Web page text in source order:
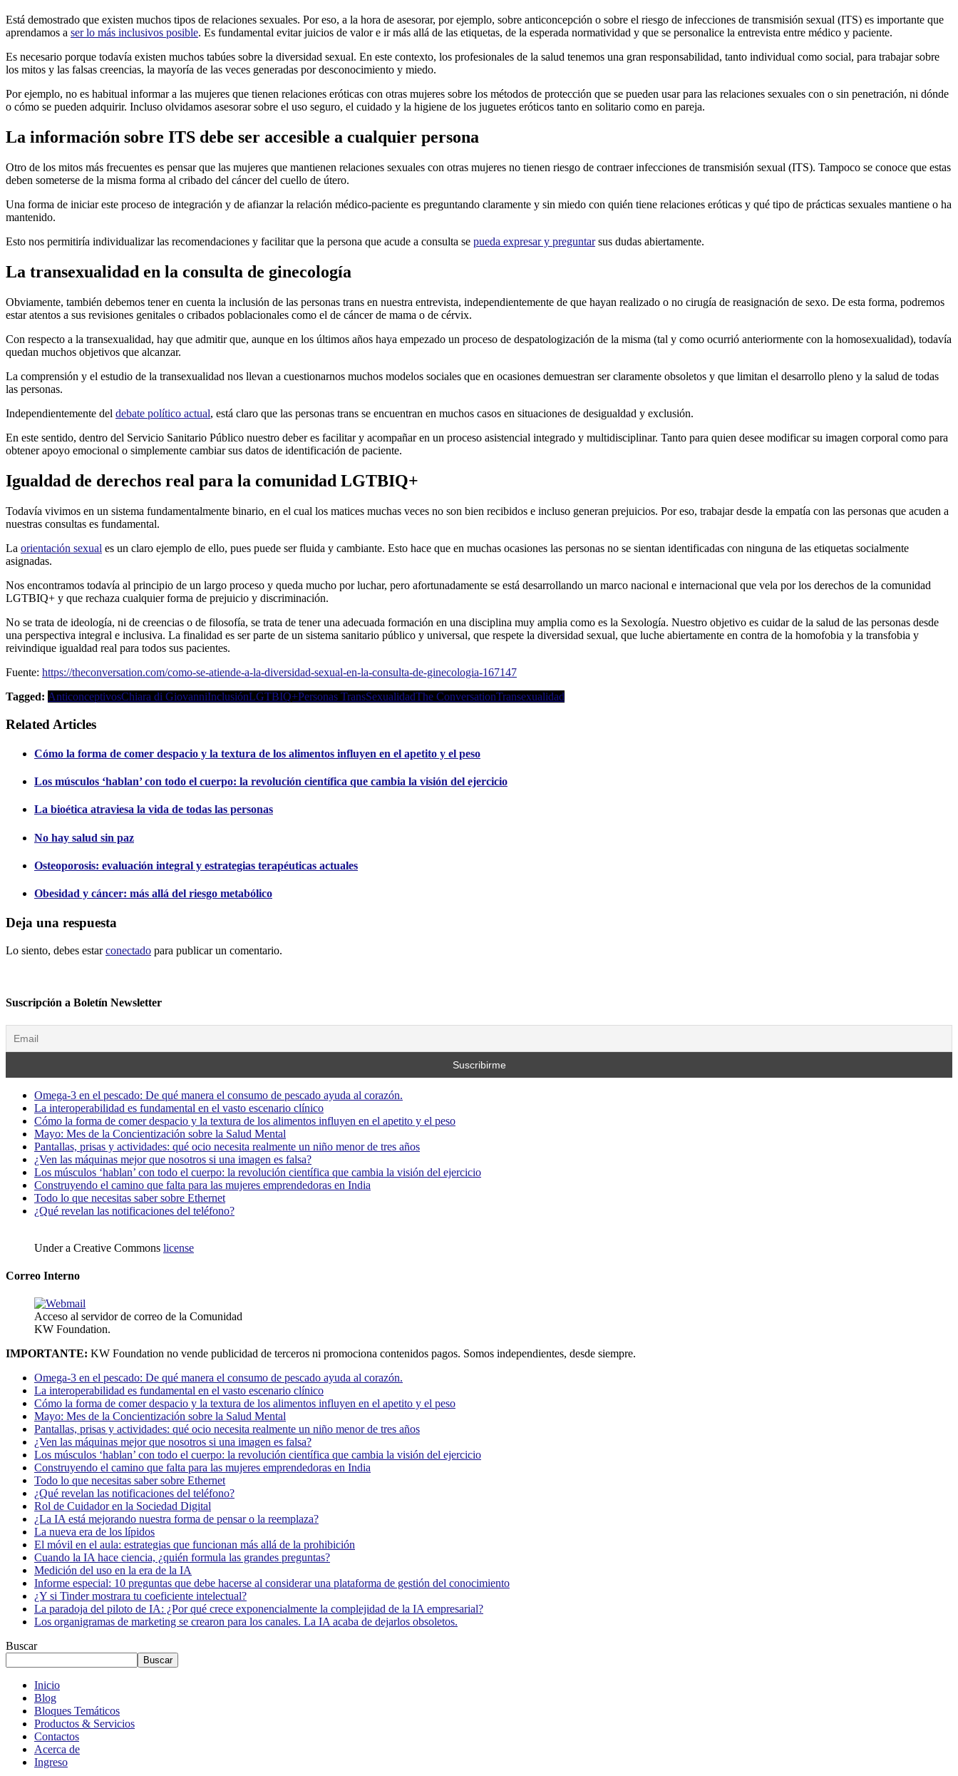
Está demostrado que existen muchos tipos de relaciones sexuales. Por eso, a la hora de asesorar, por ejemplo, sobre anticoncepción o sobre el riesgo de infecciones de transmisión sexual (ITS) es importante que
aprendamos a ser lo más inclusivos posible. Es fundamental evitar juicios de valor e ir más allá de las etiquetas, de la esperada normatividad y que se personalice la entrevista entre médico y paciente.
Es necesario porque todavía existen muchos tabúes sobre la diversidad sexual. En este contexto, los profesionales de la salud tenemos una gran responsabilidad, tanto individual como social, para trabajar sobre
los mitos y las falsas creencias, la mayoría de las veces generadas por desconocimiento y miedo.
Por ejemplo, no es habitual informar a las mujeres que tienen relaciones eróticas con otras mujeres sobre los métodos de protección que se pueden usar para las relaciones sexuales con o sin penetración, ni dónde
o cómo se pueden adquirir. Incluso olvidamos asesorar sobre el uso seguro, el cuidado y la higiene de los juguetes eróticos tanto en solitario como en pareja.
La información sobre ITS debe ser accesible a cualquier persona
Otro de los mitos más frecuentes es pensar que las mujeres que mantienen relaciones sexuales con otras mujeres no tienen riesgo de contraer infecciones de transmisión sexual (ITS). Tampoco se conoce que estas
deben someterse de la misma forma al cribado del cáncer del cuello de útero.
Una forma de iniciar este proceso de integración y de afianzar la relación médico-paciente es preguntando claramente y sin miedo con quién tiene relaciones eróticas y qué tipo de prácticas sexuales mantiene o ha
mantenido.
Esto nos permitiría individualizar las recomendaciones y facilitar que la persona que acude a consulta se pueda expresar y preguntarsus dudas abiertamente.
La transexualidad en la consulta de ginecología
Obviamente, también debemos tener en cuenta la inclusión de las personas trans en nuestra entrevista, independientemente de que hayan realizado o no cirugía de reasignación de sexo. De esta forma, podremos
estar atentos a sus revisiones genitales o cribados poblacionales como el de cáncer de mama o de cérvix.
Con respecto a la transexualidad, hay que admitir que, aunque en los últimos años haya empezado un proceso de despatologización de la misma (tal y como ocurrió anteriormente con la homosexualidad), todavía
quedan muchos objetivos que alcanzar.
La comprensión y el estudio de la transexualidad nos llevan a cuestionarnos muchos modelos sociales que en ocasiones demuestran ser claramente obsoletos y que limitan el desarrollo pleno y la salud de todas
las personas.
Independientemente del debate político actual, está claro que las personas trans se encuentran en muchos casos en situaciones de desigualdad y exclusión.
En este sentido, dentro del Servicio Sanitario Público nuestro deber es facilitar y acompañar en un proceso asistencial integrado y multidisciplinar. Tanto para quien desee modificar su imagen corporal como para
obtener apoyo emocional o simplemente cambiar sus datos de identificación de paciente.
Igualdad de derechos real para la comunidad LGTBIQ+
Todavía vivimos en un sistema fundamentalmente binario, en el cual los matices muchas veces no son bien recibidos e incluso generan prejuicios. Por eso, trabajar desde la empatía con las personas que acuden a
nuestras consultas es fundamental.
La orientación sexual es un claro ejemplo de ello, pues puede ser fluida y cambiante. Esto hace que en muchas ocasiones las personas no se sientan identificadas con ninguna de las etiquetas socialmente
asignadas.
Nos encontramos todavía al principio de un largo proceso y queda mucho por luchar, pero afortunadamente se está desarrollando un marco nacional e internacional que vela por los derechos de la comunidad
LGTBIQ+ y que rechaza cualquier forma de prejuicio y discriminación.
No se trata de ideología, ni de creencias o de filosofía, se trata de tener una adecuada formación en una disciplina muy amplia como es la Sexología. Nuestro objetivo es cuidar de la salud de las personas desde
una perspectiva integral e inclusiva. La finalidad es ser parte de un sistema sanitario público y universal, que respete la diversidad sexual, que luche abiertamente en contra de la homofobia y la transfobia y
reivindique igualdad real para todos sus pacientes.
Fuente: https://theconversation.com/como-se-atiende-a-la-diversidad-sexual-en-la-consulta-de-ginecologia-167147
Tagged: AnticonceptivosChiara di GiovanniInclusiónLGTBIQ+Personas TransSexualidadThe ConversationTransexualidad
Related Articles
Cómo la forma de comer despacio y la textura de los alimentos influyen en el apetito y el peso
Los músculos ‘hablan’ con todo el cuerpo: la revolución científica que cambia la visión del ejercicio
La bioética atraviesa la vida de todas las personas
No hay salud sin paz
Osteoporosis: evaluación integral y estrategias terapéuticas actuales
Obesidad y cáncer: más allá del riesgo metabólico
Deja una respuesta
Lo siento, debes estarconectado para publicar un comentario.
Suscripción a Boletín Newsletter
Omega-3 en el pescado: De qué manera el consumo de pescado ayuda al corazón.
La interoperabilidad es fundamental en el vasto escenario clínico
Cómo la forma de comer despacio y la textura de los alimentos influyen en el apetito y el peso
Mayo: Mes de la Concientización sobre la Salud Mental
Pantallas, prisas y actividades: qué ocio necesita realmente un niño menor de tres años
¿Ven las máquinas mejor que nosotros si una imagen es falsa?
Los músculos ‘hablan’ con todo el cuerpo: la revolución científica que cambia la visión del ejercicio
Construyendo el camino que falta para las mujeres emprendedoras en India
Todo lo que necesitas saber sobre Ethernet
¿Qué revelan las notificaciones del teléfono?
Under a Creative Commons license
Correo Interno
Acceso al servidor de correo de la Comunidad
KW Foundation.
IMPORTANTE: KW Foundation no vende publicidad de terceros ni promociona contenidos pagos. Somos independientes, desde siempre.
Omega-3 en el pescado: De qué manera el consumo de pescado ayuda al corazón.
La interoperabilidad es fundamental en el vasto escenario clínico
Cómo la forma de comer despacio y la textura de los alimentos influyen en el apetito y el peso
Mayo: Mes de la Concientización sobre la Salud Mental
Pantallas, prisas y actividades: qué ocio necesita realmente un niño menor de tres años
¿Ven las máquinas mejor que nosotros si una imagen es falsa?
Los músculos ‘hablan’ con todo el cuerpo: la revolución científica que cambia la visión del ejercicio
Construyendo el camino que falta para las mujeres emprendedoras en India
Todo lo que necesitas saber sobre Ethernet
¿Qué revelan las notificaciones del teléfono?
Rol de Cuidador en la Sociedad Digital
¿La IA está mejorando nuestra forma de pensar o la reemplaza?
La nueva era de los lípidos
El móvil en el aula: estrategias que funcionan más allá de la prohibición
Cuando la IA hace ciencia, ¿quién formula las grandes preguntas?
Medición del uso en la era de la IA
Informe especial: 10 preguntas que debe hacerse al considerar una plataforma de gestión del conocimiento
¿Y si Tinder mostrara tu coeficiente intelectual?
La paradoja del piloto de IA: ¿Por qué crece exponencialmente la complejidad de la IA empresarial?
Los organigramas de marketing se crearon para los canales. La IA acaba de dejarlos obsoletos.
Buscar
Buscar
Inicio
Blog
Bloques Temáticos
Productos & Servicios
Contactos
Acerca de
Ingreso